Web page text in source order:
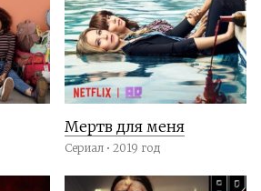
Мертв для меня
Сериал • 2019 год